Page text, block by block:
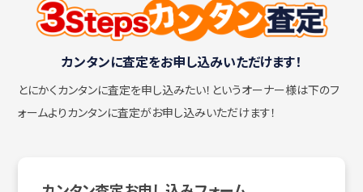
カンタンに査定をお申し込みいただけます！
とにかくカンタンに査定を申し込みたい！ というオーナー様は下のフ
ォームよりカンタンに査定がお申し込みいただけます！